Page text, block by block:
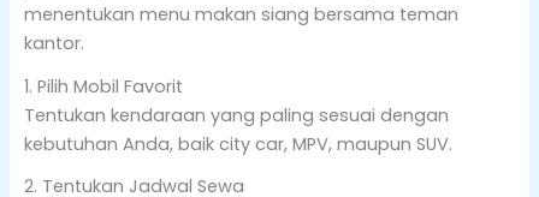
menentukan menu makan siang bersama teman
kantor.
1. Pilih Mobil Favorit
Tentukan kendaraan yang paling sesuai dengan
kebutuhan Anda, baik city car, MPV, maupun SUV.
2. Tentukan Jadwal Sewa